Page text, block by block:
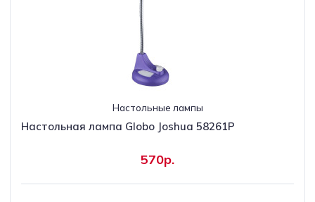
Настольные лампы
Настольная лампа Globo Joshua 58261P
570р.